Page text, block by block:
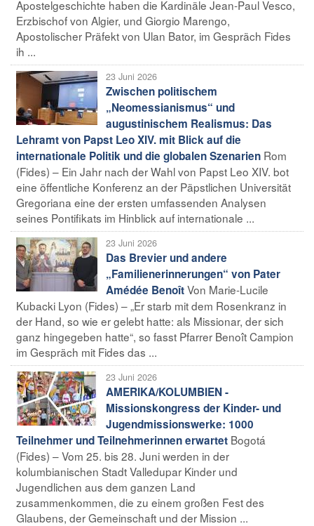
Apostelgeschichte haben die Kardinäle Jean-Paul Vesco,
Erzbischof von Algier, und Giorgio Marengo,
Apostolischer Präfekt von Ulan Bator, im Gespräch Fides
ih ...
23 Juni 2026
Zwischen politischem
„Neomessianismus“ und
augustinischem Realismus: Das
Lehramt von Papst Leo XIV. mit Blick auf die
internationale Politik und die globalen Szenarien Rom
(Fides) – Ein Jahr nach der Wahl von Papst Leo XIV. bot
eine öffentliche Konferenz an der Päpstlichen Universität
Gregoriana eine der ersten umfassenden Analysen
seines Pontifikats im Hinblick auf internationale ...
23 Juni 2026
Das Brevier und andere
„Familienerinnerungen“ von Pater
Amédée BenoîtVon Marie-Lucile
Kubacki Lyon (Fides) – „Er starb mit dem Rosenkranz in
der Hand, so wie er gelebt hatte: als Missionar, der sich
ganz hingegeben hatte“, so fasst Pfarrer Benoît Campion
im Gespräch mit Fides das ...
23 Juni 2026
AMERIKA/KOLUMBIEN -
Missionskongress der Kinder- und
Jugendmissionswerke: 1000
Teilnehmer und Teilnehmerinnen erwartet Bogotá
(Fides) – Vom 25. bis 28. Juni werden in der
kolumbianischen Stadt Valledupar Kinder und
Jugendlichen aus dem ganzen Land
zusammenkommen, die zu einem großen Fest des
Glaubens, der Gemeinschaft und der Mission ...